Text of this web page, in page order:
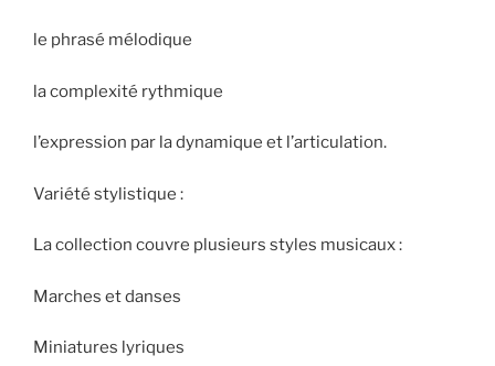
le phrasé mélodique
la complexité rythmique
l’expression par la dynamique et l’articulation.
Variété stylistique :
La collection couvre plusieurs styles musicaux :
Marches et danses
Miniatures lyriques